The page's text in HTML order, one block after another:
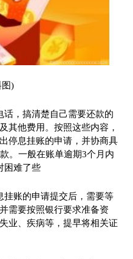
)
话，搞清楚自己需要还款的
其他费用。按照这些内容，
停息挂账的申请，并协商具
。一般在账单逾期3个月内
困难了些
挂账的申请提交后，需要等
需要按照银行要求准备资
业、疾病等，提早将相关证